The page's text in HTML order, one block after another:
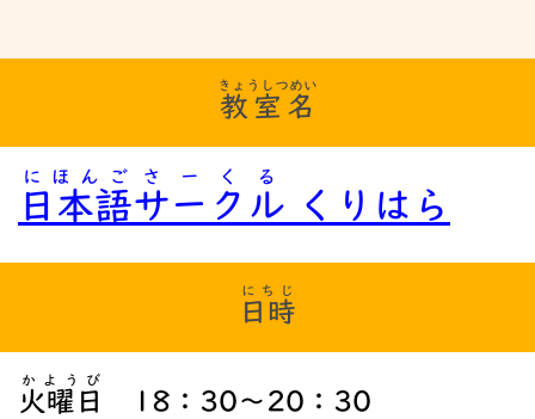
教室名
きょうしつめい
日本語
にほんご
サークル
さーくる
くりはら
日時
にちじ
火曜日
かようび
18：30～20：30